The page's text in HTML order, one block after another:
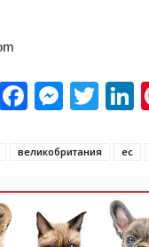
великобритания ес